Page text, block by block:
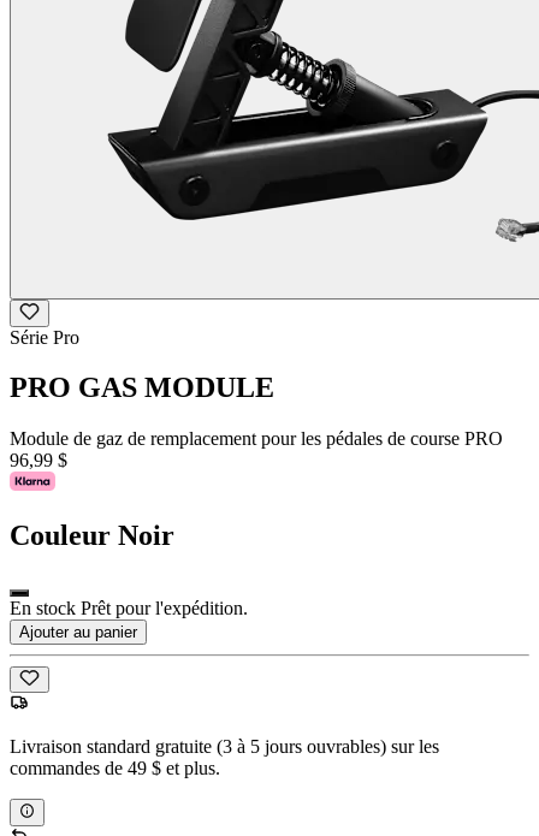
Série Pro
PRO GAS MODULE
Module de gaz de remplacement pour les pédales de course PRO
96,99 $
Couleur Noir
En stock Prêt pour l'expédition.
Ajouter au panier
Livraison standard gratuite (3 à 5 jours ouvrables) sur les
commandes de 49 $ et plus.